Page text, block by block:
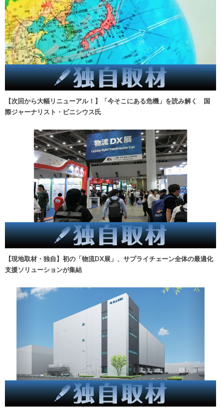
【次回から大幅リニューアル！】「今そこにある危機」を読み解く 国
際ジャーナリスト・ビニシウス氏
【現地取材・独自】初の「物流DX展」、サプライチェーン全体の最適化
支援ソリューションが集結